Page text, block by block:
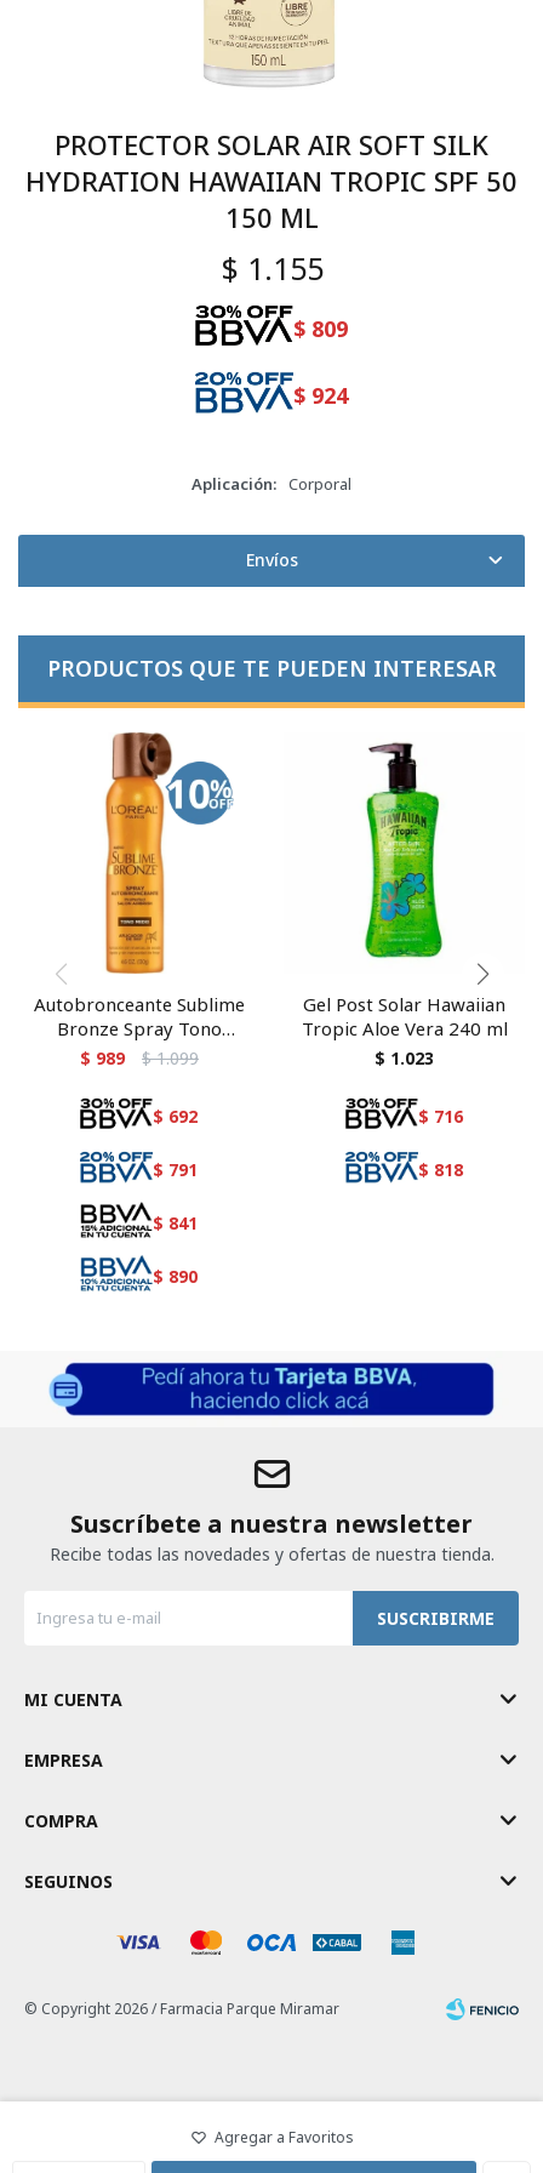
PROTECTOR SOLAR AIR SOFT SILK
HYDRATION HAWAIIAN TROPIC SPF 50
150 ML
$ 1.155
$ 809
$ 924
Aplicación Corporal
Envíos
PRODUCTOS QUE TE PUEDEN INTERESAR
Autobronceante Sublime
Bronze Spray Tono
Medio 150 ml
$ 989 $ 1.099
$ 692
$ 791
$ 841
$ 890
Gel Post Solar Hawaiian
Tropic Aloe Vera 240 ml
$ 1.023
$ 716
$ 818
Suscríbete a nuestra newsletter
Recibe todas las novedades y ofertas de nuestra tienda.
SUSCRIBIRME
MI CUENTA
EMPRESA
COMPRA
SEGUINOS
© Copyright 2026 / Farmacia Parque Miramar